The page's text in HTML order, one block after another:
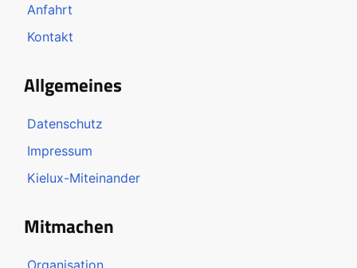
Anfahrt
Kontakt
Allgemeines
Datenschutz
Impressum
Kielux-Miteinander
Mitmachen
Organisation